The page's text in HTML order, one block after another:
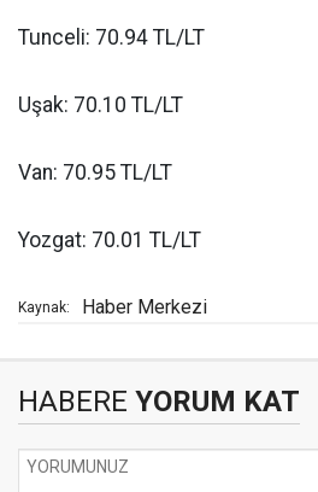
Tunceli: 70.94 TL/LT
Uşak: 70.10 TL/LT
Van: 70.95 TL/LT
Yozgat: 70.01 TL/LT
Kaynak: Haber Merkezi
HABERE YORUM KAT